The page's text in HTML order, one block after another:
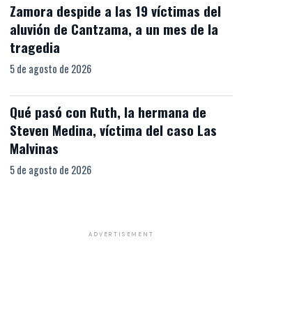
Zamora despide a las 19 víctimas del
aluvión de Cantzama, a un mes de la
tragedia
5 de agosto de 2026
Qué pasó con Ruth, la hermana de
Steven Medina, víctima del caso Las
Malvinas
5 de agosto de 2026
ADVERTISEMENT